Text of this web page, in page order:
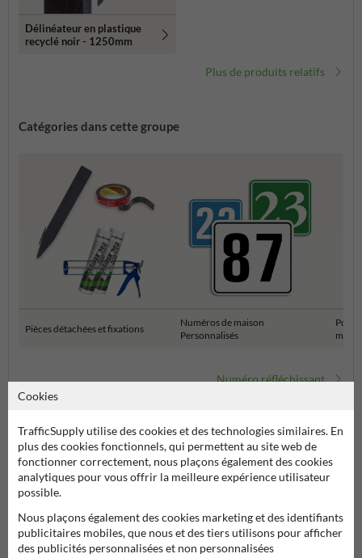
Délinéateur en plastique
recyclé noir - 1250mm
Plus de produits relatifs
Catégories dans cette groupe
Pièces détachées et fixations
Numéros de maison
Personnalisés
Numéro réfléchissant
Poser votre question à Signalisationtouristique.be
Cookies
TrafficSupply utilise des cookies et des technologies similaires. En
plus des cookies fonctionnels, qui permettent au site web de
fonctionner correctement, nous plaçons également des cookies
analytiques pour vous offrir la meilleure expérience utilisateur
possible.
Nous plaçons également des cookies marketing et des identifiants
publicitaires mobiles, que nous et des tiers utilisons pour afficher
des publicités personnalisées et non personnalisées